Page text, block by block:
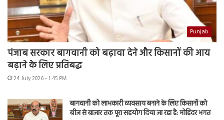
Punjab
पंजाब सरकार बागवानी को बढ़ावा देने और किसानों की आय
बढ़ाने के लिए प्रतिबद्ध
24 July 2026 - 1:45 PM
बागवानी को लाभकारी व्यवसाय बनाने के लिए किसानों को
बीज से बाजार तक पूरा सहयोग दिया जा रहा है: मोहिंदर भगत